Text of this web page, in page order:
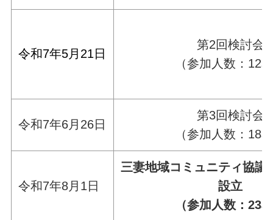
令和7年5月21日
第2回検討会
（参加人数：12
令和7年6月26日
第3回検討会
（参加人数：18
令和7年8月1日
三妻地域コミュニティ協議
設立
（参加人数：23